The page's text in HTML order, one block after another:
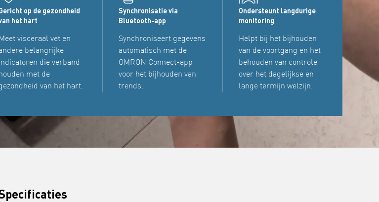
op de gezondheid
het hart
Meet visceraal vet en
belangrijke
die verband
houden met de
van het hart.
Synchronisatie via
Bluetooth-app
Synchroniseert gegevens
automatisch met de
OMRON Connect-app
voor het bijhouden van
trends.
Ondersteunt langdurige
monitoring
Helpt bij het bijhouden
van de voortgang en het
behouden van controle
over het dagelijkse en
lange termijn welzijn.